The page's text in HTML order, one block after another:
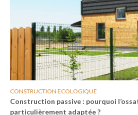
CONSTRUCTION ECOLOGIQUE
Construction passive : pourquoi
particulièrement adaptée ?